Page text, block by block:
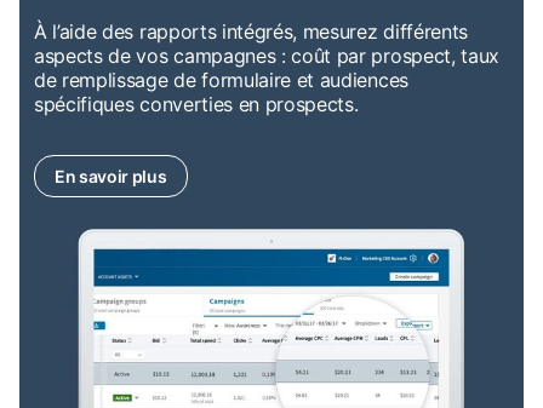
À l’aide des rapports intégrés, mesurez différents
aspects de vos campagnes : coût par prospect, taux
de remplissage de formulaire et audiences
spécifiques converties en prospects.
En savoir plusopens in a new tab